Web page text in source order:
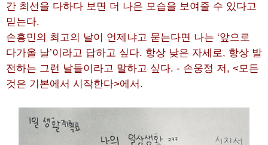
간 최선을 다하다 보면 더 나은 모습을 보여줄 수 있다고
믿는다.
손흥민의 최고의 날이 언제냐고 묻는다면 나는 ‘앞으로
다가올 날’이라고 답하고 싶다. 항상 낮은 자세로, 항상 발
전하는 그런 날들이라고 말하고 싶다. - 손웅정 저, <모든
것은 기본에서 시작한다>에서.